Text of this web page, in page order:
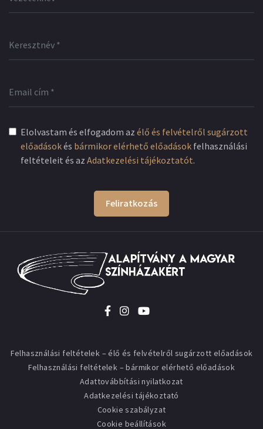
Elolvastam és elfogadom az élő és felvételről sugárzott
előadásokés bármikor elérhető előadások felhasználási
feltételeit és az Adatkezelési tájékoztatót.
Feliratkozás
Felhasználási feltételek – élő és felvételről sugárzott előadások
Felhasználási feltételek – bármikor elérhető előadások
Adattovábbítási nyilatkozat
Adatkezelési tájékoztató
Cookie szabályzat
Cookie beállítások